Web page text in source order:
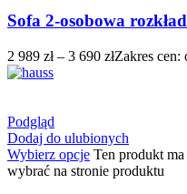
Sofa 2-osobowa
2 989 zł – 3 690 złZakres cen:
Podgląd
Dodaj do ulubionych
Wybierz opcje Ten produkt
wybrać na stronie produktu